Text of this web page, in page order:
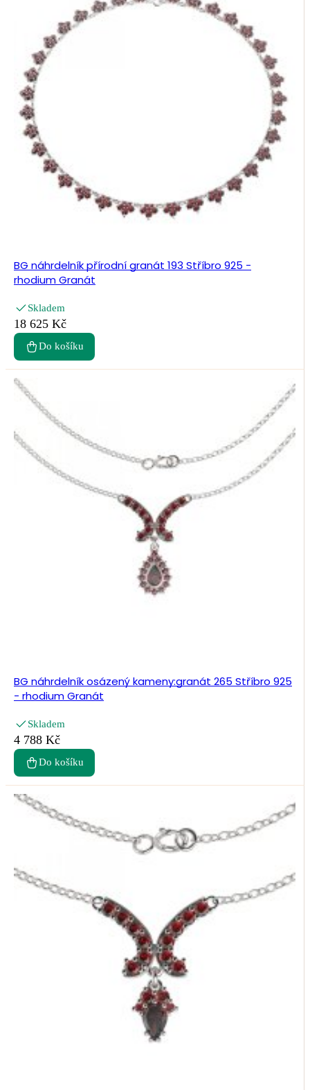
BG náhrdelník přírodní granát 193 Stříbro 925 -
rhodium Granát
Skladem
18 625 Kč
Do košíku
BG náhrdelník osázený kameny:granát 265 Stříbro 925
- rhodium Granát
Skladem
4 788 Kč
Do košíku